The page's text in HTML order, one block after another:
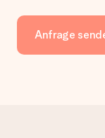
Anfrage